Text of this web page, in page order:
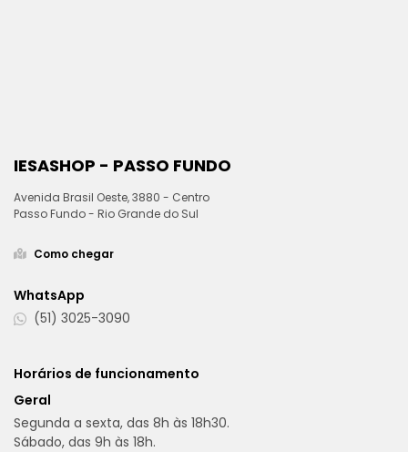
IESASHOP - PASSO FUNDO
Avenida Brasil Oeste, 3880 - Centro
Passo Fundo - Rio Grande do Sul
Como chegar
WhatsApp
(51) 3025-3090
Horários de funcionamento
Geral
Segunda a sexta, das 8h às 18h30.
Sábado, das 9h às 18h.